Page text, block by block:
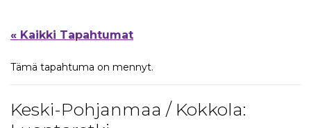
« Kaikki Tapahtumat
Tämä tapahtuma on mennyt.
Keski-Pohjanmaa / Kokkola: